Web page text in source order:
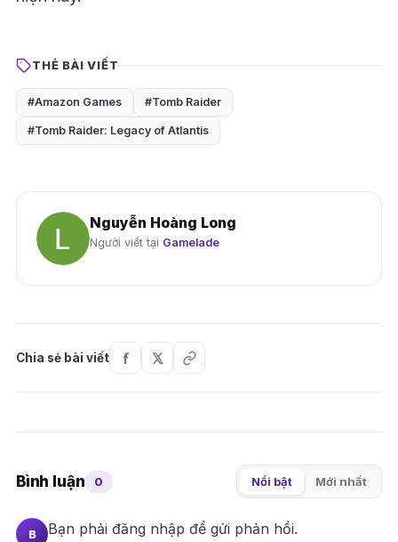
THẺ BÀI VIẾT
#Amazon Games #Tomb Raider
#Tomb Raider: Legacy of Atlantis
Nguyễn Hoàng Long
Người viết tại Gamelade
Chia sẻ bài viết
Bình luận 0 Nổi bật Mới nhất
B Bạn phải đăng nhập để gửi phản hồi.